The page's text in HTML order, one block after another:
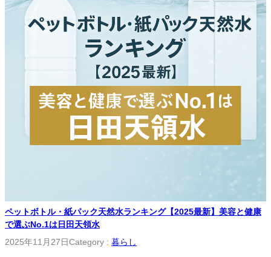
ペットボトル・紙パック天然水ランキング【2025最新】美容と健康
で選ぶNo.1は日田天領水
2025年11月27日Category : 暮らし